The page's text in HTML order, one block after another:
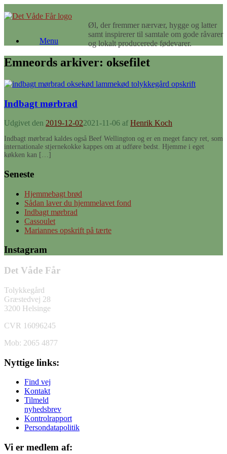
til
Øl, der fremmer nærvær, hygge og latter
samt inspirerer til samtale om gode råvarer
og lokalt producerede fødevarer.
Menu
Emneords arkiver: oksefilet
Indbagt mørbrad
Udgivet den 2019-12-022021-11-06 af Henrik Koch
Indbagt mørbrad kaldes også Beef Wellington og er en meget fancy ret, som
internationale stjernekokke kappes om at udføre bedst. Hjemme i eget
køkken kan […]
Seneste
Hjemmebagt brød
Sådan laver du hjemmelavet fond
Indbagt mørbrad
Cassoulet
Mariannes opskrift på tærte
Instagram
Det Våde Får
Tolykkegård
Græstedvej 28
3200 Helsinge
CVR 16096245
Mob: 2065 4877
Nyttige links:
Find vej
Kontakt
Tilmeld
nyhedsbrev
Kontrolrapport
Persondatapolitik
Vi er medlem af: